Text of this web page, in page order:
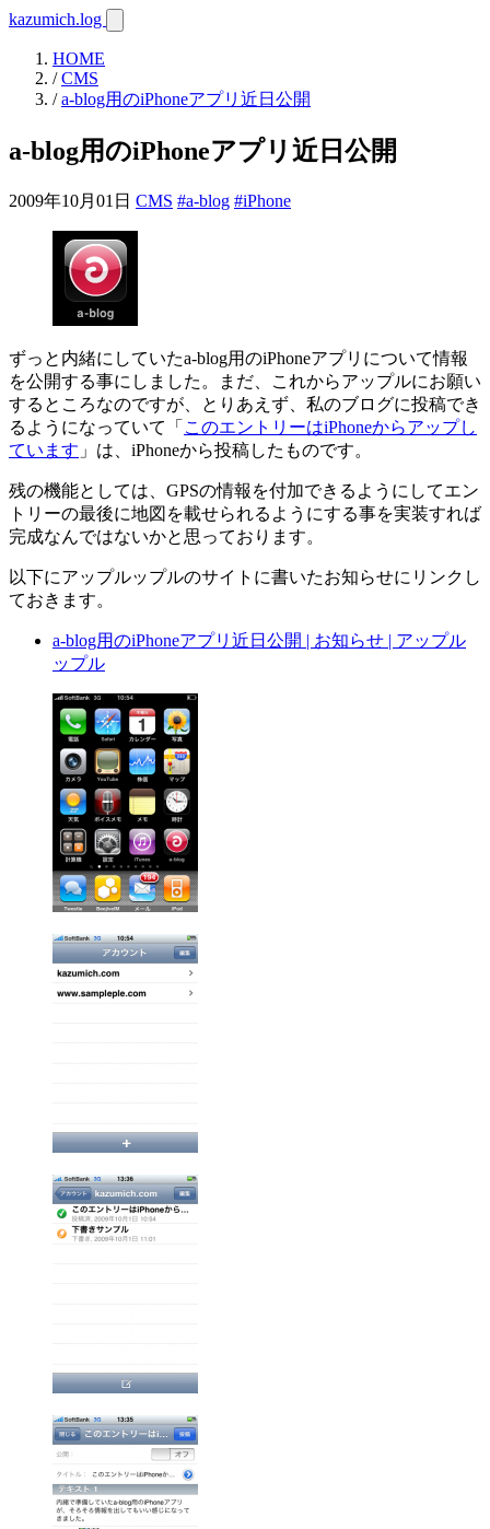
kazumich.log
HOME
/CMS
/a-blog用のiPhoneアプリ近日公開
a-blog用のiPhoneアプリ近日公開
2009年10月01日 CMS #a-blog #iPhone
ずっと内緒にしていたa-blog用のiPhoneアプリについて情報
を公開する事にしました。まだ、これからアップルにお願い
するところなのですが、とりあえず、私のブログに投稿でき
るようになっていて「 このエントリーはiPhoneからアップし
ています 」は、iPhoneから投稿したものです。
残の機能としては、GPSの情報を付加できるようにしてエン
トリーの最後に地図を載せられるようにする事を実装すれば
完成なんではないかと思っております。
以下にアップルップルのサイトに書いたお知らせにリンクし
ておきます。
a-blog用のiPhoneアプリ近日公開 | お知らせ | アップル
ップル